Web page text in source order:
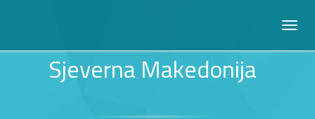
Sjeverna Makedonija